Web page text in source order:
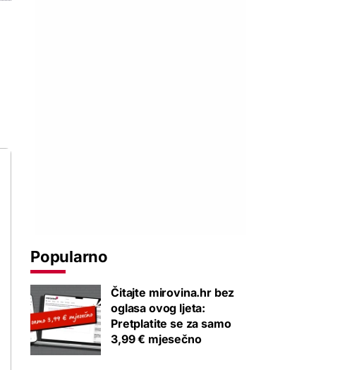
Popularno
Čitajte mirovina.hr bez
oglasa ovog ljeta:
Pretplatite se za samo
3,99 € mjesečno